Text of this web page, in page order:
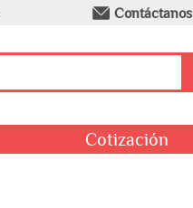
Contáctanos
Cotización